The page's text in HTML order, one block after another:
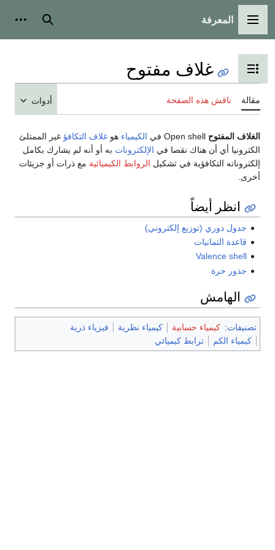
القائمة الرئيسية
المعرفة بحث
تبديل عرض جدول المحتويات
غلاف مفتوح
مقالة ناقش هذه الصفحة أدوات
الغلاف المفتوح الكيمياء هو غلاف التكافؤ غير الممتلئ
الكترونيا أي أن هناك نقصا في الإلكترونات به أو أنه لم يشارك بكامل
إلكتروناته التكافؤية في تشكيل الروابط الكيميائية مع ذرات أو جزيئات
أخرى.
انظر أيضاً
جدول دوري (توزيع إلكتروني)
قاعدة الثمانيات
Valence shell
جذور حرة
الهامش
تصنيفات: كيمياء حسابية كيمياء نظرية
فيزياء ذرية
كيمياء الكم
ترابط كيميائي